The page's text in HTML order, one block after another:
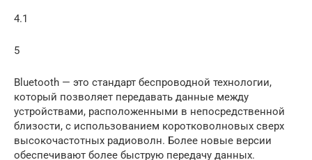
4.1
5
Bluetooth — это стандарт беспроводной технологии,
который позволяет передавать данные между
устройствами, расположенными в непосредственной
близости, с использованием коротковолновых сверх
высокочастотных радиоволн. Более новые версии
обеспечивают более быструю передачу данных.